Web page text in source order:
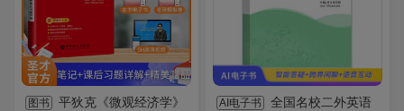
图书
平狄克《微观经济学》
AI电子书
全国名校二外英语